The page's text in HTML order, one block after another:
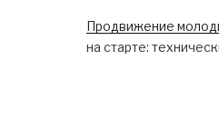
Продвижение
на старте: